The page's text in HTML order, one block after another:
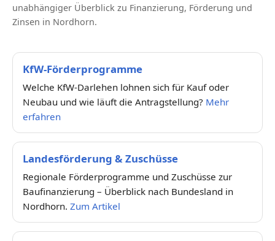
unabhängiger Überblick zu Finanzierung, Förderung und
Zinsen in Nordhorn.
KfW-Förderprogramme
Welche KfW-Darlehen lohnen sich für Kauf oder
Neubau und wie läuft die Antragstellung? Mehr
erfahren
Landesförderung & Zuschüsse
Regionale Förderprogramme und Zuschüsse zur
Baufinanzierung – Überblick nach Bundesland in
Nordhorn. Zum Artikel